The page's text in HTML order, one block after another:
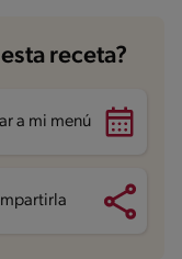
receta?
a mi menú